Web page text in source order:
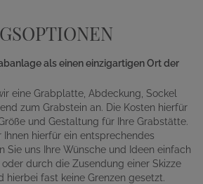
als einen einzigartigen Ort der
eine Grabplatte, Abdeckung, Sockel
zum Grabstein an. Die Kosten hierfür
und Gestaltung für Ihre Grabstätte.
hierfür ein entsprechendes
Sie uns Ihre Wünsche und Ideen einfach
durch die Zusendung einer Skizze
hierbei fast keine Grenzen gesetzt.